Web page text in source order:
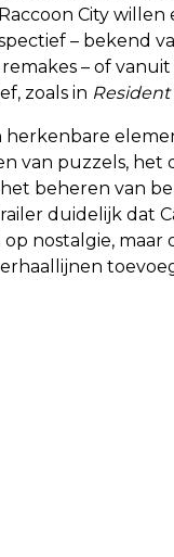
City willen
– bekend
– of
zoals in Resident
herkenbare
van puzzels, het
beheren van
duidelijk dat
nostalgie, maar